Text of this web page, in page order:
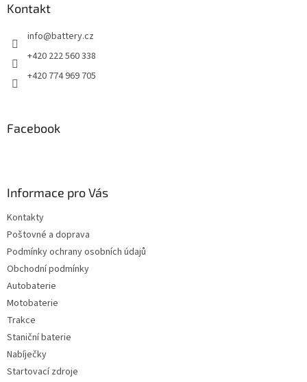
Kontakt
info@battery.cz
+420 222 560 338
+420 774 969 705
Facebook
Informace pro Vás
Kontakty
Poštovné a doprava
Podmínky ochrany osobních údajů
Obchodní podmínky
Autobaterie
Motobaterie
Trakce
Staniční baterie
Nabíječky
Startovací zdroje